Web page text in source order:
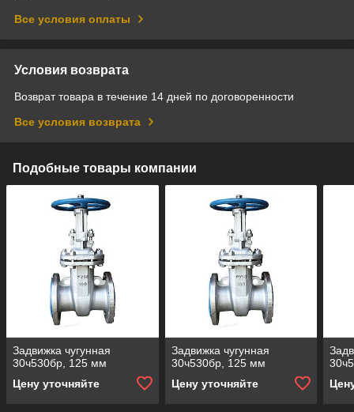
Все условия оплаты
Условия возврата
Возврат товара в течение 14 дней по договоренности
Все условия возврата
Подобные товары компании
Задвижка чугунная
30ч530бр, 125 мм
Цену уточняйте
Задвижка чугунная
30ч530бр, 125 мм
Цену уточняйте